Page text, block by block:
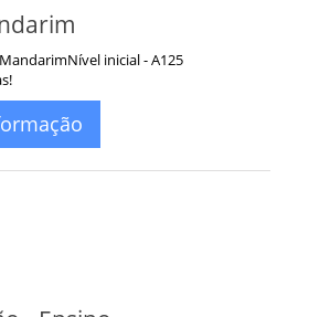
inicial - A125